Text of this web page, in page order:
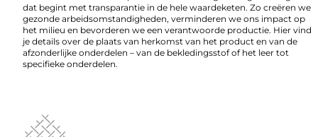
dat begint met transparantie in de hele waardeketen. Zo creëren we
gezonde arbeidsomstandigheden, verminderen we ons impact op
het milieu en bevorderen we een verantwoorde productie. Hier vind
je details over de plaats van herkomst van het product en van de
afzonderlijke onderdelen – van de bekledingsstof of het leer tot
specifieke onderdelen.